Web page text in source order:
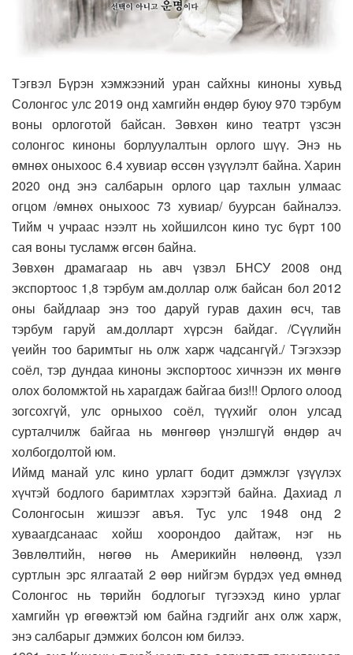
Тэгвэл Бүрэн хэмжээний уран сайхны киноны хувьд
Солонгос улс 2019 онд хамгийн өндөр буюу 970 тэрбум
воны орлоготой байсан. Зөвхөн кино театрт үзсэн
солонгос киноны борлуулалтын орлого шүү. Энэ нь
өмнөх оныхоос 6.4 хувиар өссөн үзүүлэлт байна. Харин
2020 онд энэ салбарын орлого цар тахлын улмаас
огцом /өмнөх оныхоос 73 хувиар/ буурсан байналээ.
Тийм ч учраас нээлт нь хойшилсон кино тус бүрт 100
сая воны тусламж өгсөн байна.
Зөвхөн драмагаар нь авч үзвэл БНСУ 2008 онд
экспортоос 1,8 тэрбум ам.доллар олж байсан бол 2012
оны байдлаар энэ тоо даруй гурав дахин өсч, тав
тэрбум гаруй ам.долларт хүрсэн байдаг. /Сүүлийн
үеийн тоо баримтыг нь олж харж чадсангүй./ Тэгэхээр
соёл, тэр дундаа киноны экспортоос хичнээн их мөнгө
олох боломжтой нь харагдаж байгаа биз!!! Орлого олоод
зогсохгүй, улс орныхоо соёл, түүхийг олон улсад
сурталчилж байгаа нь мөнгөөр үнэлшгүй өндөр ач
холбогдолтой юм.
Иймд манай улс кино урлагт бодит дэмжлэг үзүүлэх
хүчтэй бодлого баримтлах хэрэгтэй байна. Дахиад л
Солонгосын жишээг авъя. Тус улс 1948 онд 2
хуваагдсанаас хойш хоорондоо дайтаж, нэг нь
Зөвлөлтийн, нөгөө нь Америкийн нөлөөнд, үзэл
суртлын эрс ялгаатай 2 өөр нийгэм бүрдэх үед өмнөд
Солонгос нь төрийн бодлогыг түгээхэд кино урлаг
хамгийн үр өгөөжтэй юм байна гэдгийг анх олж харж,
энэ салбарыг дэмжих болсон юм билээ.